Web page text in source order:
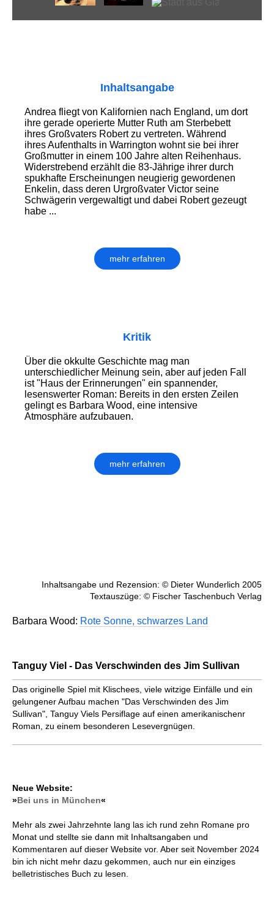
Inhaltsangabe
Andrea fliegt von Kalifornien nach England, um dort
ihre gerade operierte Mutter Ruth am Sterbebett
ihres Großvaters Robert zu vertreten. Während
ihres Aufenthalts in Warrington wohnt sie bei ihrer
Großmutter in einem 100 Jahre alten Reihenhaus.
Widerstrebend erzählt die 83-Jährige ihrer durch
spukhafte Erscheinungen neugierig gewordenen
Enkelin, dass deren Urgroßvater Victor seine
Schwägerin vergewaltigt und dabei Robert gezeugt
habe ...
mehr erfahren
Kritik
Über die okkulte Geschichte mag man
unterschiedlicher Meinung sein, aber auf jeden Fall
ist "Haus der Erinnerungen" ein spannender,
lesenswerter Roman: Bereits in den ersten Zeilen
gelingt es Barbara Wood, eine intensive
Atmosphäre aufzubauen.
mehr erfahren
Inhaltsangabe und Rezension: © Dieter Wunderlich 2005
Textauszüge: © Fischer Taschenbuch Verlag
Barbara Wood: Rote Sonne, schwarzes Land
Tanguy Viel - Das Verschwinden des Jim Sullivan
Das originelle Spiel mit Klischees, viele witzige Einfälle und ein
gelungener Aufbau machen "Das Verschwinden des Jim
Sullivan", Tanguy Viels Persiflage auf einen amerikanischenr
Roman, zu einem besonderen Lesevergnügen.
Neue Website:
»Bei uns in München«
Mehr als zwei Jahrzehnte lang las ich rund zehn Romane pro
Monat und stellte sie dann mit Inhaltsangaben und
Kommentaren auf dieser Website vor. Aber seit November 2024
bin ich nicht mehr dazu gekommen, auch nur ein einziges
belletristisches Buch zu lesen.